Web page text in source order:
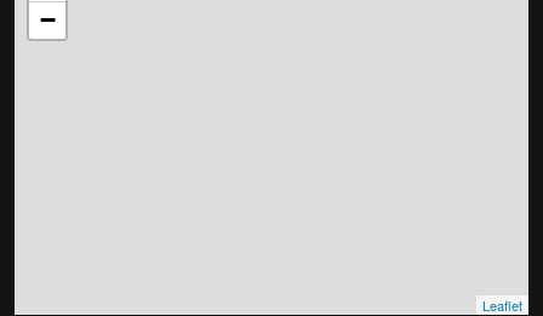
−
Leaflet